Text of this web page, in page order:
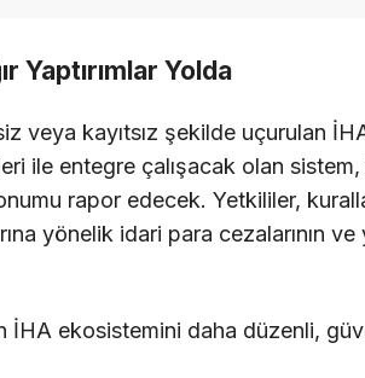
Yaptırımlar Yolda
veya kayıtsız şekilde uçurulan
ile entegre çalışacak olan
rapor edecek. Yetkililer,
yönelik idari para cezalarının ve
İHA ekosistemini daha düzenli,